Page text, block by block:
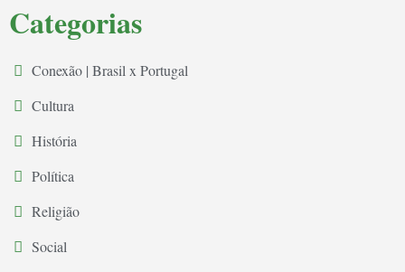
Categorias
Conexão | Brasil x Portugal
Cultura
História
Política
Religião
Social